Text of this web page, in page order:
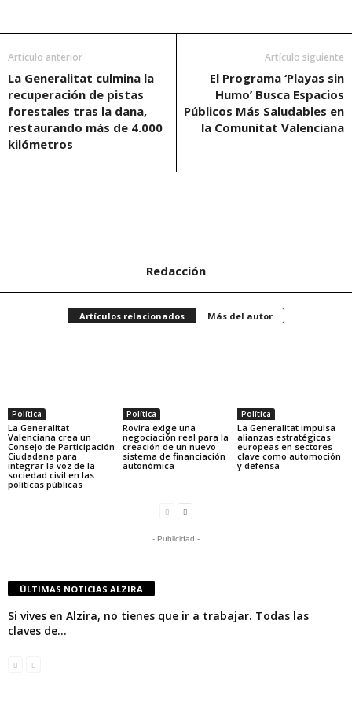
Artículo anterior
La Generalitat culmina la
recuperación de pistas
forestales tras la dana,
restaurando más de 4.000
kilómetros
Artículo siguiente
El Programa ‘Playas sin
Humo’ Busca Espacios
Públicos Más Saludables en
la Comunitat Valenciana
Redacción
Artículos relacionados Más del autor
Política
La Generalitat
Valenciana crea un
Consejo de Participación
Ciudadana para
integrar la voz de la
sociedad civil en las
políticas públicas
Política
Rovira exige una
negociación real para la
creación de un nuevo
sistema de financiación
autonómica
Política
La Generalitat impulsa
alianzas estratégicas
europeas en sectores
clave como automoción
y defensa
- Publicidad -
ÚLTIMAS NOTICIAS ALZIRA
Si vives en Alzira, no tienes que ir a trabajar. Todas las
claves de...